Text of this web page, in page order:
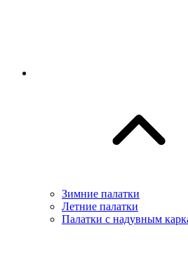
Зимние палатки
Летние палатки
Палатки с надувным